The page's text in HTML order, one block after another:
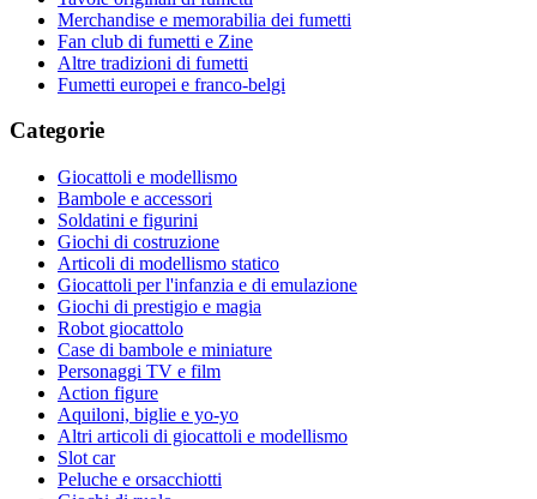
Merchandise e memorabilia dei fumetti
Fan club di fumetti e Zine
Altre tradizioni di fumetti
Fumetti europei e franco-belgi
Categorie
Giocattoli e modellismo
Bambole e accessori
Soldatini e figurini
Giochi di costruzione
Articoli di modellismo statico
Giocattoli per l'infanzia e di emulazione
Giochi di prestigio e magia
Robot giocattolo
Case di bambole e miniature
Personaggi TV e film
Action figure
Aquiloni, biglie e yo-yo
Altri articoli di giocattoli e modellismo
Slot car
Peluche e orsacchiotti